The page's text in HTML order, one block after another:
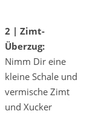
2 | Zimt-
Überzug:
Nimm Dir eine
kleine Schale und
vermische Zimt
und Xucker